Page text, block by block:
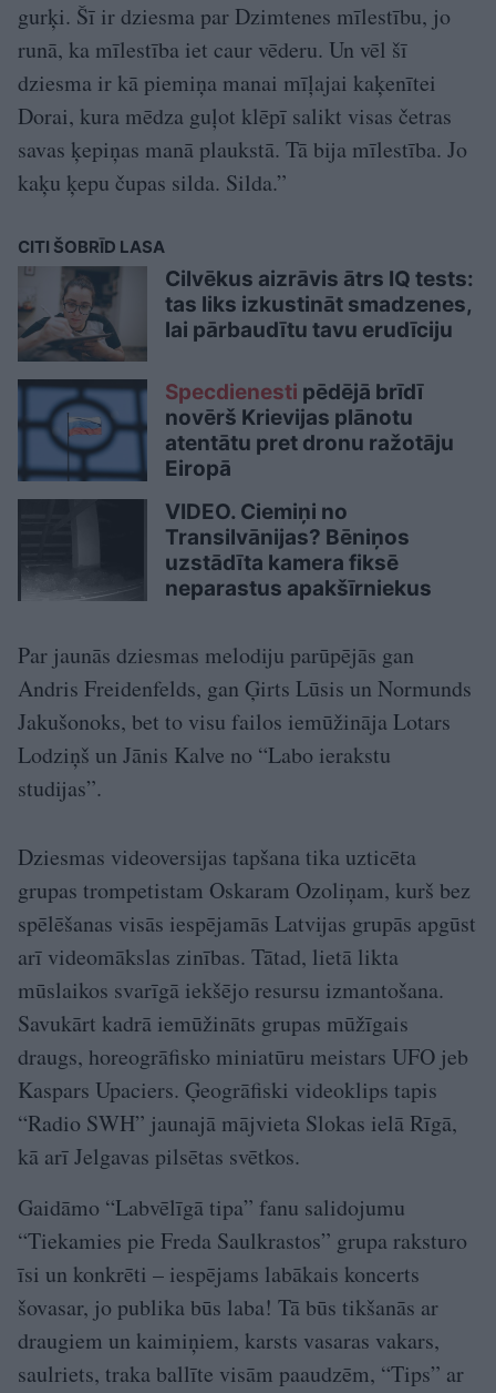
gurķi. Šī ir dziesma par Dzimtenes mīlestību, jo
runā, ka mīlestība iet caur vēderu. Un vēl šī
dziesma ir kā piemiņa manai mīļajai kaķenītei
Dorai, kura mēdza guļot klēpī salikt visas četras
savas ķepiņas manā plaukstā. Tā bija mīlestība. Jo
kaķu ķepu čupas silda. Silda.”
CITI ŠOBRĪD LASA
Cilvēkus aizrāvis ātrs IQ tests:
tas liks izkustināt smadzenes,
lai pārbaudītu tavu erudīciju
Specdienesti pēdējā brīdī
novērš Krievijas plānotu
atentātu pret dronu ražotāju
Eiropā
VIDEO. Ciemiņi no
Transilvānijas? Bēniņos
uzstādīta kamera fiksē
neparastus apakšīrniekus
Par jaunās dziesmas melodiju parūpējās gan
Andris Freidenfelds, gan Ģirts Lūsis un Normunds
Jakušonoks, bet to visu failos iemūžināja Lotars
Lodziņš un Jānis Kalve no “Labo ierakstu
studijas”.
Dziesmas videoversijas tapšana tika uzticēta
grupas trompetistam Oskaram Ozoliņam, kurš bez
spēlēšanas visās iespējamās Latvijas grupās apgūst
arī videomākslas zinības. Tātad, lietā likta
mūslaikos svarīgā iekšējo resursu izmantošana.
Savukārt kadrā iemūžināts grupas mūžīgais
draugs, horeogrāfisko miniatūru meistars UFO jeb
Kaspars Upaciers. Ģeogrāfiski videoklips tapis
“Radio SWH” jaunajā mājvieta Slokas ielā Rīgā,
kā arī Jelgavas pilsētas svētkos.
Gaidāmo “Labvēlīgā tipa” fanu salidojumu
“Tiekamies pie Freda Saulkrastos” grupa raksturo
īsi un konkrēti – iespējams labākais koncerts
šovasar, jo publika būs laba! Tā būs tikšanās ar
draugiem un kaimiņiem, karsts vasaras vakars,
saulriets, traka ballīte visām paaudzēm, “Tips” ar